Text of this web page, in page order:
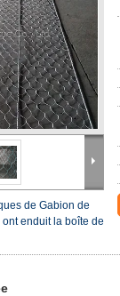
de Gabion de
enduit la boîte de